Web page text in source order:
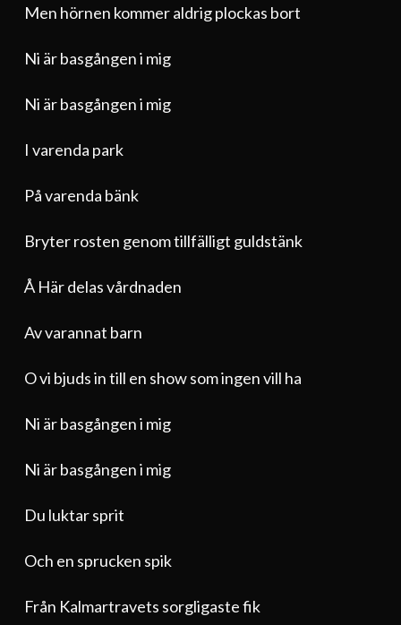
Men hörnen kommer aldrig plockas bort
Ni är basgången i mig
Ni är basgången i mig
I varenda park
På varenda bänk
Bryter rosten genom tillfälligt guldstänk
Å Här delas vårdnaden
Av varannat barn
O vi bjuds in till en show som ingen vill ha
Ni är basgången i mig
Ni är basgången i mig
Du luktar sprit
Och en sprucken spik
Från Kalmartravets sorgligaste fik